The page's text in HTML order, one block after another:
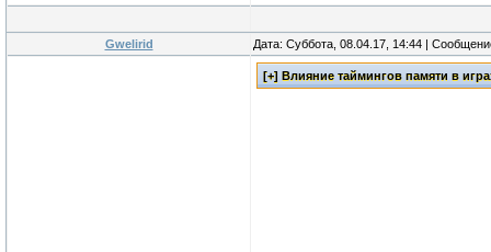
Gwelirid Дата: Суббота, 08.04.17, 14:44 |